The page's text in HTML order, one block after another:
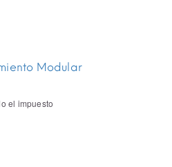
Modular
el impuesto